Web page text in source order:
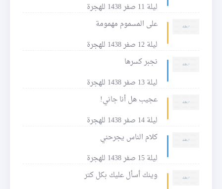
ليلة 11 صفر 1438 للهجرة
على المسموم مهمومة
ليلة 12 صفر 1438 للهجرة
نجبر كسرها
ليلة 13 صفر 1438 للهجرة
عجيب هل أنا جاني!
ليلة 14 صفر 1438 للهجرة
كلام الناس يجرحني
ليلة 15 صفر 1438 للهجرة
وينك أسأل عليك بكل كتر